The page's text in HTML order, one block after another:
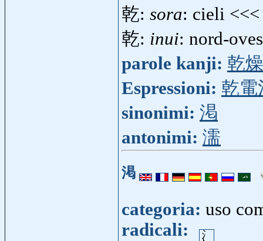
乾: sora: cieli
乾: inui: nord-
parole kanji: 乾燥
Espressioni: 乾電
sinonimi: 渇
antonimi: 濡
渇
categoria: uso
radicali: